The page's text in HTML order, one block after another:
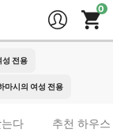
성 전용
마시의 여성 전용
다 추천 하우스